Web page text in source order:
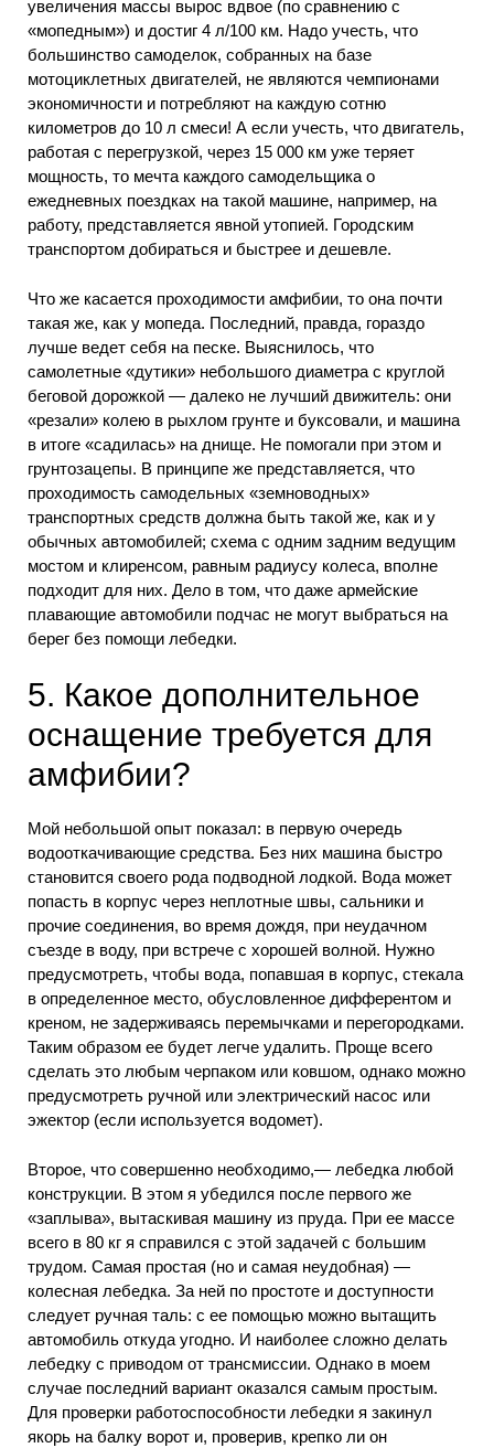
увеличения массы вырос вдвое (по сравнению с
«мопедным») и достиг 4 л/100 км. Надо учесть, что
большинство самоделок, собранных на базе
мотоциклетных двигателей, не являются чемпионами
экономичности и потребляют на каждую сотню
километров до 10 л смеси! А если учесть, что двигатель,
работая с перегрузкой, через 15 000 км уже теряет
мощность, то мечта каждого самодельщика о
ежедневных поездках на такой машине, например, на
работу, представляется явной утопией. Городским
транспортом добираться и быстрее и дешевле.
Что же касается проходимости амфибии, то она почти
такая же, как у мопеда. Последний, правда, гораздо
лучше ведет себя на песке. Выяснилось, что
самолетные «дутики» небольшого диаметра с круглой
беговой дорожкой — далеко не лучший движитель: они
«резали» колею в рыхлом грунте и буксовали, и машина
в итоге «садилась» на днище. Не помогали при этом и
грунтозацепы. В принципе же представляется, что
проходимость самодельных «земноводных»
транспортных средств должна быть такой же, как и у
обычных автомобилей; схема с одним задним ведущим
мостом и клиренсом, равным радиусу колеса, вполне
подходит для них. Дело в том, что даже армейские
плавающие автомобили подчас не могут выбраться на
берег без помощи лебедки.
5. Какое дополнительное
оснащение требуется для
амфибии?
Мой небольшой опыт показал: в первую очередь
водооткачивающие средства. Без них машина быстро
становится своего рода подводной лодкой. Вода может
попасть в корпус через неплотные швы, сальники и
прочие соединения, во время дождя, при неудачном
съезде в воду, при встрече с хорошей волной. Нужно
предусмотреть, чтобы вода, попавшая в корпус, стекала
в определенное место, обусловленное дифферентом и
креном, не задерживаясь перемычками и перегородками.
Таким образом ее будет легче удалить. Проще всего
сделать это любым черпаком или ковшом, однако можно
предусмотреть ручной или электрический насос или
эжектор (если используется водомет).
Второе, что совершенно необходимо,— лебедка любой
конструкции. В этом я убедился после первого же
«заплыва», вытаскивая машину из пруда. При ее массе
всего в 80 кг я справился с этой задачей с большим
трудом. Самая простая (но и самая неудобная) —
колесная лебедка. За ней по простоте и доступности
следует ручная таль: с ее помощью можно вытащить
автомобиль откуда угодно. И наиболее сложно делать
лебедку с приводом от трансмиссии. Однако в моем
случае последний вариант оказался самым простым.
Для проверки работоспособности лебедки я закинул
якорь на балку ворот и, проверив, крепко ли он